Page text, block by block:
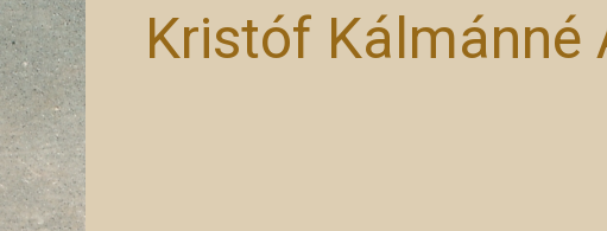
Kristóf Kálmánné